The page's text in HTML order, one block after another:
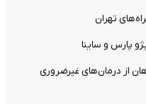
از درمان‌های غیرضروری